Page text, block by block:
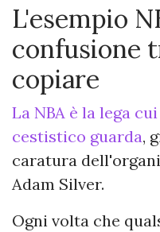
L'esempio
confusione
copiare
La NBA è la lega
cestistico guarda,
caratura
Adam Silver.
Ogni volta che